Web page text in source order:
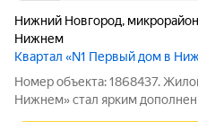
Нижний Новгород,
Нижнем
Квартал «N1 Первый дом в
Номер объекта: 1868437.
Нижнем» стал ярким